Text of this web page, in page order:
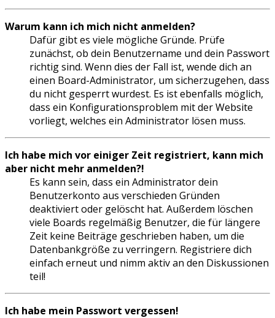
Warum kann ich mich nicht anmelden?
Dafür gibt es viele mögliche Gründe. Prüfe
zunächst, ob dein Benutzername und dein Passwort
richtig sind. Wenn dies der Fall ist, wende dich an
einen Board-Administrator, um sicherzugehen, dass
du nicht gesperrt wurdest. Es ist ebenfalls möglich,
dass ein Konfigurationsproblem mit der Website
vorliegt, welches ein Administrator lösen muss.
Ich habe mich vor einiger Zeit registriert, kann mich
aber nicht mehr anmelden?!
Es kann sein, dass ein Administrator dein
Benutzerkonto aus verschieden Gründen
deaktiviert oder gelöscht hat. Außerdem löschen
viele Boards regelmäßig Benutzer, die für längere
Zeit keine Beiträge geschrieben haben, um die
Datenbankgröße zu verringern. Registriere dich
einfach erneut und nimm aktiv an den Diskussionen
teil!
Ich habe mein Passwort vergessen!